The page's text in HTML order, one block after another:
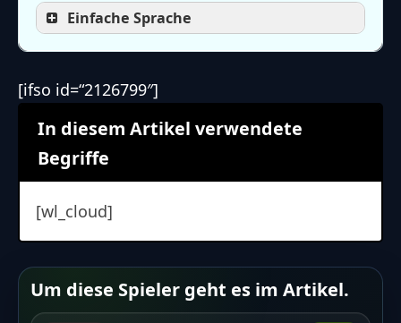
Einfache Sprache
[ifso id=“2126799″]
In diesem Artikel verwendete
Begriffe
[wl_cloud]
Um diese Spieler geht es im Artikel.